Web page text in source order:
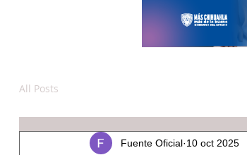
All Posts
Fuente Oficial 10 oct 2025